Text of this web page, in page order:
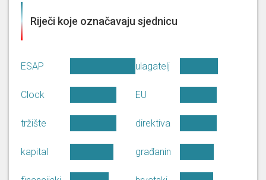
Riječi koje označavaju sjednicu
ESAP
Clock
tržište
kapital
ulagatelj
EU
direktiva
građanin